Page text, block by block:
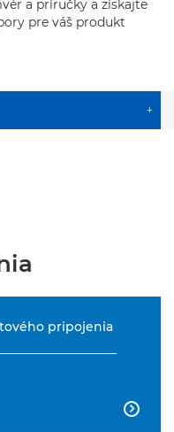
a príručky a získajte
pre váš produkt
+
pripojenia
